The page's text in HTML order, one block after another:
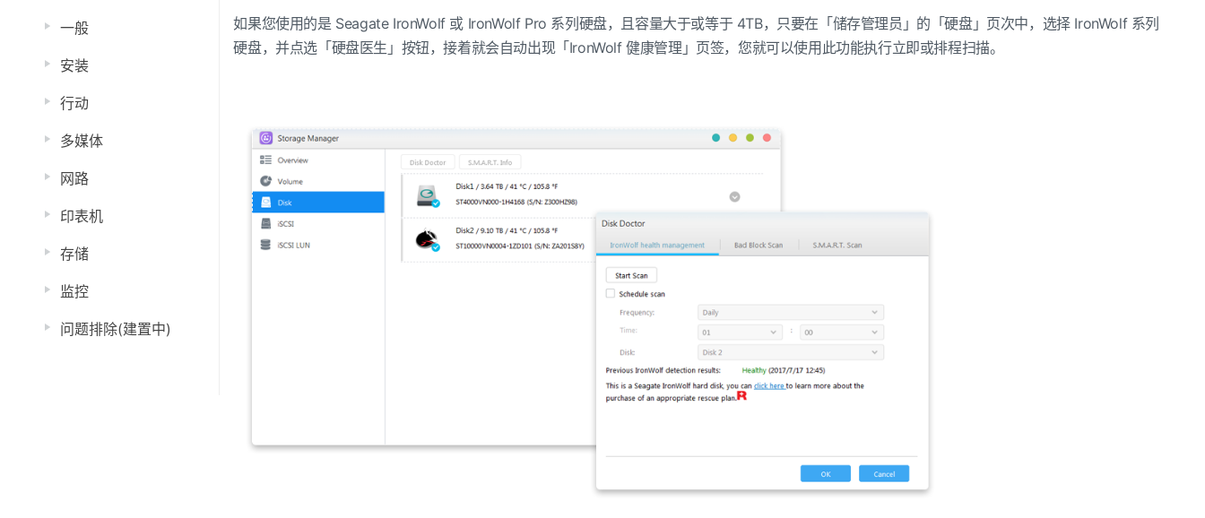
一般
安装
行动
多媒体
网路
印表机
存储
监控
问题排除(建置中)
如果您使用的是 Seagate IronWolf 或 IronWolf Pro 系列硬盘，且容量大于或等于 4TB，只要在「储存管理员」的「硬盘」页次中，选择 IronWolf 系列
硬盘，并点选「硬盘医生」按钮，接着就会自动出现「IronWolf 健康管理」页签，您就可以使用此功能执行立即或排程扫描。